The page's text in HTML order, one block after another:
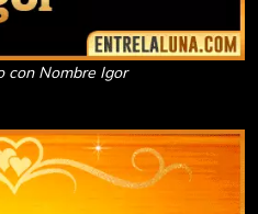
con Nombre Igor